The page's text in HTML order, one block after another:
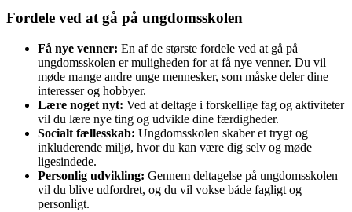
Fordele ved at gå på ungdomsskolen
Få nye venner: En af de største fordele ved at gå på
ungdomsskolen er muligheden for at få nye venner. Du vil
møde mange andre unge mennesker, som måske deler dine
interesser og hobbyer.
Lære noget nyt: Ved at deltage i forskellige fag og aktiviteter
vil du lære nye ting og udvikle dine færdigheder.
Socialt fællesskab: Ungdomsskolen skaber et trygt og
inkluderende miljø, hvor du kan være dig selv og møde
ligesindede.
Personlig udvikling: Gennem deltagelse på ungdomsskolen
vil du blive udfordret, og du vil vokse både fagligt og
personligt.